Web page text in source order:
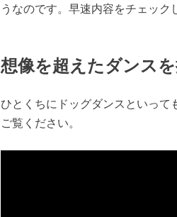
うなのです。早速内容をチェック
想像を超えたダンス
ひとくちにドッグダンスといっ
ご覧ください。